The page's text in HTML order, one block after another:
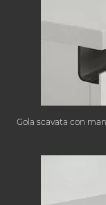
Gola scavata con